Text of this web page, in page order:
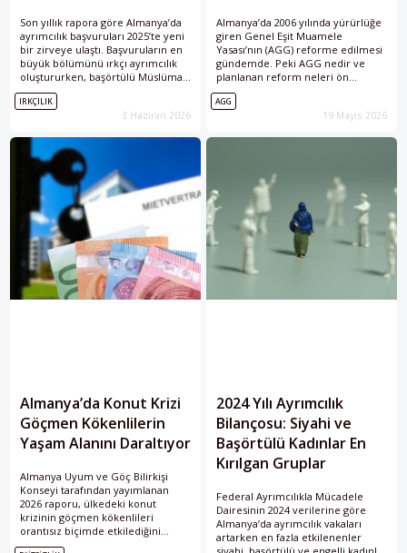
Son yıllık rapora göre Almanya’da
ayrımcılık başvuruları 2025’te yeni
bir zirveye ulaştı. Başvuruların en
büyük bölümünü ırkçı ayrımcılık
oluştururken, başörtülü Müslüman
kadınlar, engelliler ve kronik
hastalığı olan kişiler de raporda
öne çıkan gruplar arasında yer aldı.
IRKÇILIK
3 Haziran 2026
Almanya’da 2006 yılında yürürlüğe
giren Genel Eşit Muamele
Yasası’nın (AGG) reforme edilmesi
gündemde. Peki AGG nedir ve
planlanan reform neleri ön
görüyor?
AGG
19 Mayıs 2026
Almanya’da Konut Krizi
Göçmen Kökenlilerin
Yaşam Alanını Daraltıyor
Almanya Uyum ve Göç Bilirkişi
Konseyi tarafından yayımlanan
2026 raporu, ülkedeki konut
krizinin göçmen kökenlileri
orantısız biçimde etkilediğini
ortaya koydu. Rapora göre
2024 Yılı Ayrımcılık
Bilançosu: Siyahi ve
Başörtülü Kadınlar En
Kırılgan Gruplar
Federal Ayrımcılıkla Mücadele
Dairesinin 2024 verilerine göre
Almanya’da ayrımcılık vakaları
artarken en fazla etkilenenler